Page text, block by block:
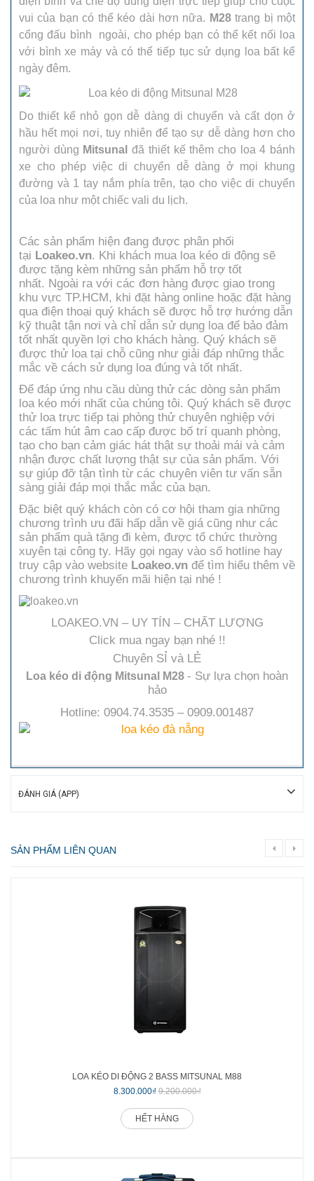
vui của bạn có thể kéo dài hơn nữa. M28trang bị một
cổng đấu bình ngoài, cho phép bạn có thể kết nối loa
với bình xe máy và có thể tiếp tục sử dụng loa bất kể
ngày đêm.
Do thiết kế nhỏ gọn dễ dàng di chuyển và cất dọn ở
hầu hết mọi nơi, tuy nhiên để tạo sự dễ dàng hơn cho
người dùng Mitsunal đã thiết kế thêm cho loa 4 bánh
xe cho phép việc di chuyển dễ dàng ở mọi khung
đường và 1 tay nắm phía trên, tạo cho việc di chuyển
của loa như một chiếc vali du lịch.
Các sản phẩm hiện đang được phân phối
tại Loakeo.vn. Khi khách mua loa kéo di động sẽ
được tặng kèm những sản phẩm hỗ trợ tốt
nhất. Ngoài ra với các đơn hàng được giao trong
khu vực TP.HCM, khi đặt hàng online hoặc đặt hàng
qua điện thoại quý khách sẽ được hỗ trợ hướng dẫn
kỹ thuật tận nơi và chỉ dẫn sử dụng loa để bảo đảm
tốt nhất quyền lợi cho khách hàng. Quý khách sẽ
được thử loa tại chỗ cũng như giải đáp những thắc
mắc về cách sử dụng loa đúng và tốt nhất.
Để đáp ứng nhu cầu dùng thử các dòng sản phẩm
loa kéo mới nhất của chúng tôi. Quý khách sẽ được
thử loa trực tiếp tại phòng thử chuyên nghiệp với
các tấm hút âm cao cấp được bố trí quanh phòng,
tạo cho bạn cảm giác hát thật sự thoải mái và cảm
nhận được chất lượng thật sự của sản phẩm. Với
sự giúp đỡ tận tình từ các chuyên viên tư vấn sẵn
sàng giải đáp mọi thắc mắc của bạn.
Đặc biệt quý khách còn có cơ hội tham gia những
chương trình ưu đãi hấp dẫn về giá cũng như các
sản phẩm quà tặng đi kèm, được tổ chức thường
xuyên tại công ty. Hãy gọi ngay vào số hotline hay
truy cập vào website Loakeo.vn để tìm hiểu thêm về
chương trình khuyến mãi hiện tại nhé !
LOAKEO.VN – UY TÍN – CHẤT LƯỢNG
Click mua ngay bạn nhé !!
Chuyên SỈ và LẺ
Loa kéo di động Mitsunal M28 - Sự lựa chọn hoàn
hảo
Hotline: 0904.74.3535 – 0909.001487
ĐÁNH GIÁ (APP)
SẢN PHẨM LIÊN QUAN
LOA KÉO DI ĐỘNG 2 BASS MITSUNAL M88
8.300.000₫ 9.200.000₫
HẾT HÀNG